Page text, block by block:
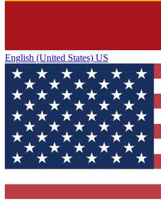
English (United States) US